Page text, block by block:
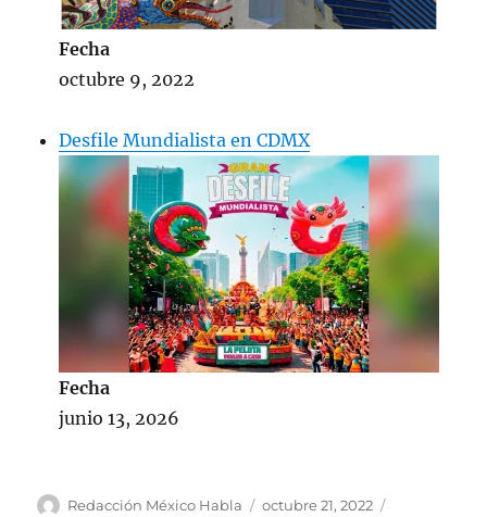
Fecha
octubre 9, 2022
Desfile Mundialista en CDMX
Fecha
junio 13, 2026
A
Redacción México Habla
P
octubre 21, 2022